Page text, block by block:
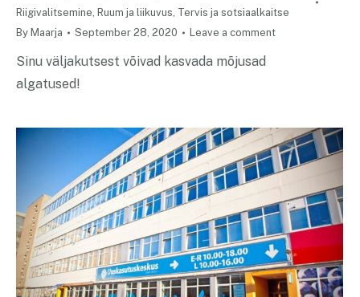
Riigivalitsemine, Ruum ja liikuvus, Tervis ja sotsiaalkaitse
By Maarja September 28, 2020 Leave a comment
Sinu väljakutsest võivad kasvada mõjusad
algatused!